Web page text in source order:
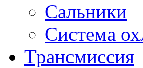
Сальники
Система
Трансмиссия